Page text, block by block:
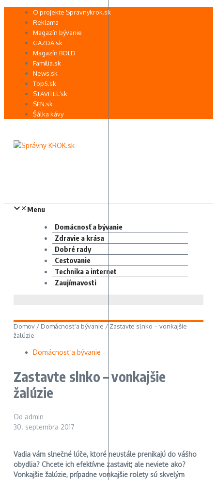
Preskočiť O projekte Spravnykrok.sk
Reklama
Magazín bývanie
GAZDA.sk
Magazín BOLD
Família.sk
News.sk
Top5.sk
STAVITEĽ.sk
SEN.sk
Šálka kávy
Menu
Domácnosť a bývanie
Zdravie a krása
Dobré rady
Cestovanie
Technika a internet
Zaujímavosti
Domov / Domácnosť a bývanie / Zastavte slnko – vonkajšie
žalúzie
Domácnosť a bývanie
Zastavte slnko – vonkajšie
žalúzie
Od admin
30. septembra 2017
Vadia vám slnečné lúče, ktoré neustále prenikajú do vášho
obydlia? Chcete ich efektívne zastaviť, ale neviete ako?
Vonkajšie žalúzie, prípadne vonkajšie rolety sú skvelým